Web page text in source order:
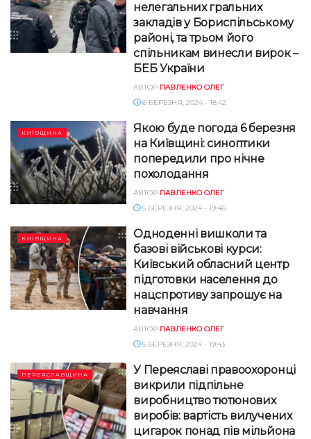
нелегальних гральних
закладів у Бориспільському
районі, та трьом його
спільникам винесли вирок –
БЕБ України
АВТОР ПАВЛЕНКО ОЛЕГ
6 БЕРЕЗНЯ, 2024 - 18:42
КИЇВЩИНА
Якою буде погода 6 березня
на Київщині: синоптики
попередили про нічне
похолодання
АВТОР ПАВЛЕНКО ОЛЕГ
5 БЕРЕЗНЯ, 2024 - 19:46
КИЇВЩИНА
Одноденні вишколи та
базові військові курси:
Київський обласний центр
підготовки населення до
нацспротиву запрошує на
навчання
АВТОР ПАВЛЕНКО ОЛЕГ
5 БЕРЕЗНЯ, 2024 - 19:43
ПЕРЕЯСЛАВЩИНА
У Переяславі правоохоронці
викрили підпільне
виробництво тютюнових
виробів: вартість вилучених
цигарок понад пів мільйона